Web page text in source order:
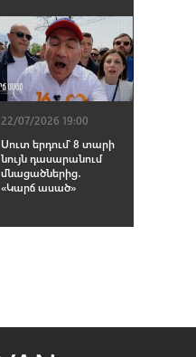
22/07/2026 19:00
Սուտ երդում՝ 8 տարի
նույն դասարանում
մնացածներից․
«Կարճ ասած»